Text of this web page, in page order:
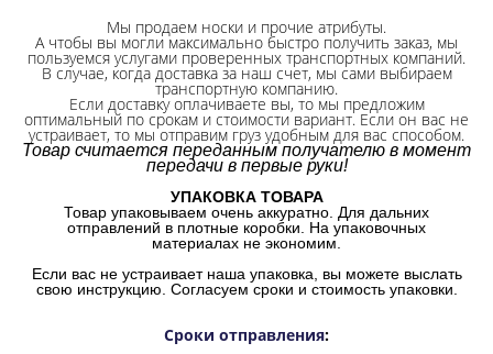
Мы продаем носки и прочие атрибуты.
А чтобы вы могли максимально быстро получить заказ, мы
пользуемся услугами проверенных транспортных компаний.
В случае, когда доставка за наш счет, мы сами выбираем
транспортную компанию.
Если доставку оплачиваете вы, то мы предложим
оптимальный по срокам и стоимости вариант. Если он вас не
устраивает, то мы отправим груз удобным для вас способом.
Товар считается переданным получателю в момент
передачи в первые руки!
УПАКОВКА ТОВАРА
Товар упаковываем очень аккуратно. Для дальних
отправлений в плотные коробки. На упаковочных
материалах не экономим.
Если вас не устраивает наша упаковка, вы можете выслать
свою инструкцию. Согласуем сроки и стоимость упаковки.
Сроки отправления: